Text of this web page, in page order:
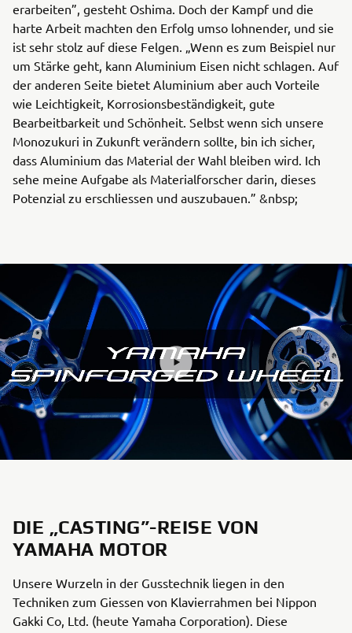
erarbeiten”, gesteht Oshima. Doch der Kampf und die
harte Arbeit machten den Erfolg umso lohnender, und sie
ist sehr stolz auf diese Felgen. „Wenn es zum Beispiel nur
um Stärke geht, kann Aluminium Eisen nicht schlagen. Auf
der anderen Seite bietet Aluminium aber auch Vorteile
wie Leichtigkeit, Korrosionsbeständigkeit, gute
Bearbeitbarkeit und Schönheit. Selbst wenn sich unsere
Monozukuri in Zukunft verändern sollte, bin ich sicher,
dass Aluminium das Material der Wahl bleiben wird. Ich
sehe meine Aufgabe als Materialforscher darin, dieses
Potenzial zu erschliessen und auszubauen.” &nbsp;
DIE „CASTING”-REISE VON
YAMAHA MOTOR
Unsere Wurzeln in der Gusstechnik liegen in den
Techniken zum Giessen von Klavierrahmen bei Nippon
Gakki Co, Ltd. (heute Yamaha Corporation). Diese